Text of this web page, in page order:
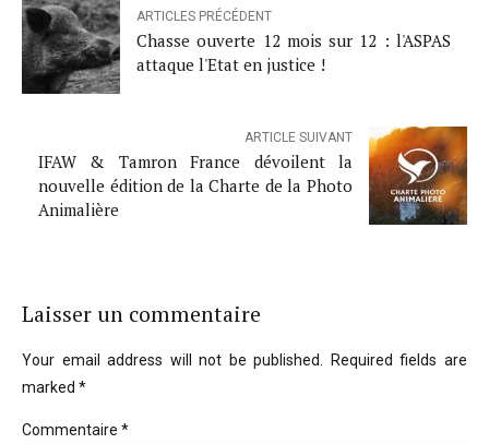
ARTICLES PRÉCÉDENT
Chasse ouverte 12 mois sur 12 : l'ASPAS
attaque l'Etat en justice !
ARTICLE SUIVANT
IFAW & Tamron France dévoilent la
nouvelle édition de la Charte de la Photo
Animalière
Laisser un commentaire
Your email address will not be published. Required fields are
marked *
Commentaire *